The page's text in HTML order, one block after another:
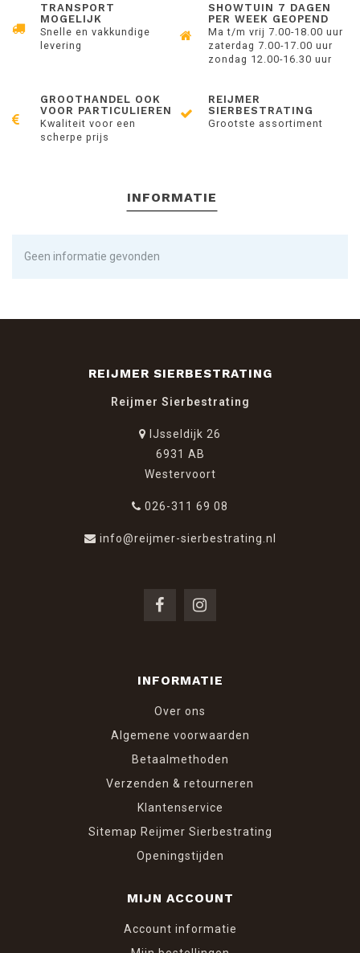
TRANSPORT
MOGELIJK
Snelle en vakkundige
levering
SHOWTUIN 7 DAGEN
PER WEEK GEOPEND
Ma t/m vrij 7.00-18.00 uur
zaterdag 7.00-17.00 uur
zondag 12.00-16.30 uur
GROOTHANDEL OOK
VOOR PARTICULIEREN
Kwaliteit voor een
scherpe prijs
REIJMER
SIERBESTRATING
Grootste assortiment
INFORMATIE
Geen informatie gevonden
REIJMER SIERBESTRATING
Reijmer Sierbestrating
IJsseldijk 26
6931 AB
Westervoort
026-311 69 08
info@reijmer-sierbestrating.nl
INFORMATIE
Over ons
Algemene voorwaarden
Betaalmethoden
Verzenden & retourneren
Klantenservice
Sitemap Reijmer Sierbestrating
Openingstijden
MIJN ACCOUNT
Account informatie